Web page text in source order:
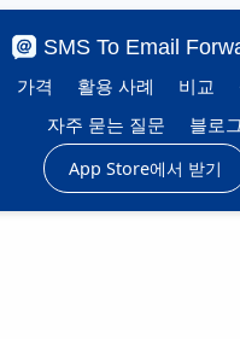
SMS To Email
가격 활용 사례 비교
자주 묻는 질문
블로
App Store에서 받기